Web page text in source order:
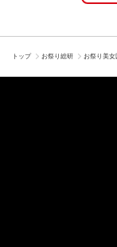
トップ お祭り総研 お祭り美女